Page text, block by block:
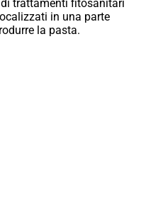
trattamenti fitosanitari
in una parte
la pasta.